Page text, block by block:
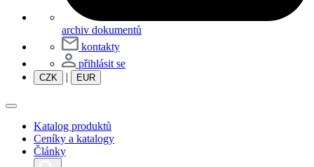
archiv dokumentů
kontakty
přihlásit se
CZK | EUR
Katalog produktů
Ceníky a katalogy
Články